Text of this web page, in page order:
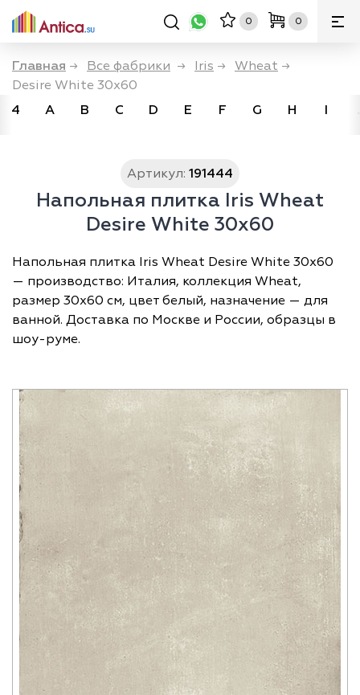
0 0
Главная → Все фабрики → Iris → Wheat →
Desire White 30x60
4
A B C D E F G H I
Артикул: 191444
Напольная плитка Iris Wheat
Desire White 30x60
Напольная плитка Iris Wheat Desire White 30x60
— производство: Италия, коллекция Wheat,
размер 30х60 см, цвет белый, назначение — для
ванной. Доставка по Москве и России, образцы в
шоу-руме.